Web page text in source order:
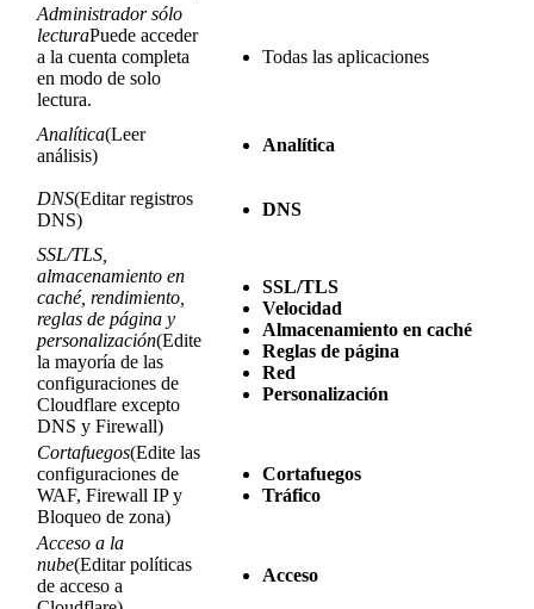
Administrador sólo
lecturaPuede acceder
a la cuenta completa
en modo de solo
lectura.
Todas las aplicaciones
Analítica(Leer
análisis)
Analítica
DNS(Editar registros
DNS)
DNS
SSL/TLS,
almacenamiento en
caché, rendimiento,
reglas de página y
personalización(Edite
la mayoría de las
configuraciones de
Cloudflare excepto
DNS y Firewall)
SSL/TLS
Velocidad
Almacenamiento en caché
Reglas de página
Red
Personalización
Cortafuegos(Edite las
configuraciones de
WAF, Firewall IP y
Bloqueo de zona)
Cortafuegos
Tráfico
Acceso a la
nube(Editar políticas
de acceso a
Acceso